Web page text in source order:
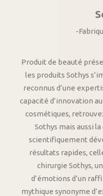
-
Produit de beauté
les produits Sothys
reconnus d’une
capacité d’innovation
cosmétiques,
Sothys mais aussi
scientifiquement
résultats rapides,
chirurgie Sothys,
d’émotions d’un
mythique synonyme